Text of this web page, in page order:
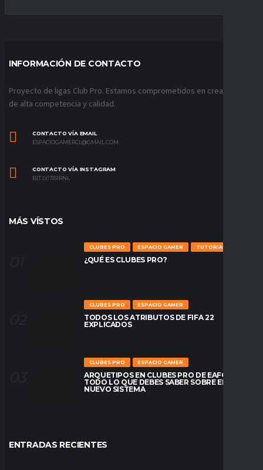
INFORMACIÓN DE CONTACTO
Proyecto de ligas Club Pro. Estamos comprometidos en crear ligas
de alta competencia y calidad.
CONTACTO VÍA EMAIL
ESPACIOGAMERCL@GMAIL.COM
CONTACTO VÍA INSTAGRAM
BIT.LY/31S1RNL
MÁS VÍSTOS
CLUBES PRO ESPACIO GAMER TUTORIALES
¿QUÉ ES CLUBES PRO?
CLUBES PRO ESPACIO GAMER
TODOS LOS ATRIBUTOS DE FIFA 22
EXPLICADOS
CLUBES PRO ESPACIO GAMER
ARQUETIPOS EN CLUBES PRO DE EAFC26:
TODO LO QUE DEBES SABER SOBRE EL
NUEVO SISTEMA
ENTRADAS RECIENTES